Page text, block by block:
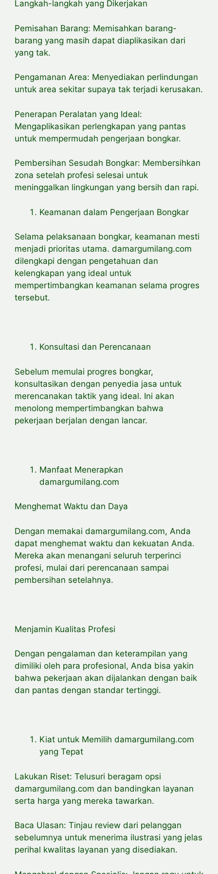
Langkah-langkah yang Dikerjakan
Pemisahan Barang: Memisahkan barang-
barang yang masih dapat diaplikasikan dari
yang tak.
Pengamanan Area: Menyediakan perlindungan
untuk area sekitar supaya tak terjadi kerusakan.
Penerapan Peralatan yang Ideal:
Mengaplikasikan perlengkapan yang pantas
untuk mempermudah pengerjaan bongkar.
Pembersihan Sesudah Bongkar: Membersihkan
zona setelah profesi selesai untuk
meninggalkan lingkungan yang bersih dan rapi.
Keamanan dalam Pengerjaan Bongkar
Selama pelaksanaan bongkar, keamanan mesti
menjadi prioritas utama. damargumilang.com
dilengkapi dengan pengetahuan dan
kelengkapan yang ideal untuk
mempertimbangkan keamanan selama progres
tersebut.
Konsultasi dan Perencanaan
Sebelum memulai progres bongkar,
konsultasikan dengan penyedia jasa untuk
merencanakan taktik yang ideal. Ini akan
menolong mempertimbangkan bahwa
pekerjaan berjalan dengan lancar.
Manfaat Menerapkan
damargumilang.com
Menghemat Waktu dan Daya
Dengan memakai damargumilang.com, Anda
dapat menghemat waktu dan kekuatan Anda.
Mereka akan menangani seluruh terperinci
profesi, mulai dari perencanaan sampai
pembersihan setelahnya.
Menjamin Kualitas Profesi
Dengan pengalaman dan keterampilan yang
dimiliki oleh para profesional, Anda bisa yakin
bahwa pekerjaan akan dijalankan dengan baik
dan pantas dengan standar tertinggi.
Kiat untuk Memilih damargumilang.com
yang Tepat
Lakukan Riset: Telusuri beragam opsi
damargumilang.com dan bandingkan layanan
serta harga yang mereka tawarkan.
Baca Ulasan: Tinjau review dari pelanggan
sebelumnya untuk menerima ilustrasi yang jelas
perihal kwalitas layanan yang disediakan.